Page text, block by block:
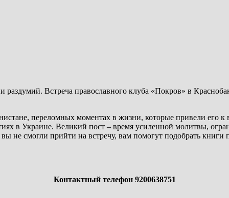
Встреча православного клуба «Покров» в
переломных моментах в жизни, которые привели его
в Украине. Великий пост – время усиленной молитвы,
не смогли прийти на встречу, вам помогут подобрать
Контактный телефон 9200638751